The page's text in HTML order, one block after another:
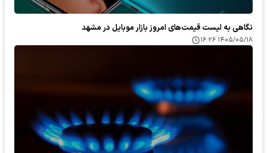
نگاهی به لیست قیمت‌های امروز بازار موبایل در مشهد
۱۴۰۵/۰۵/۱۸ ۱۶:۲۶